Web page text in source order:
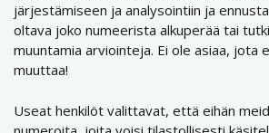
järjestämiseen ja analysointiin ja
oltava joko numeerista alkuperää tai
muuntamia arviointeja. Ei ole asiaa, jota
muuttaa!
Useat henkilöt valittavat, että eihän